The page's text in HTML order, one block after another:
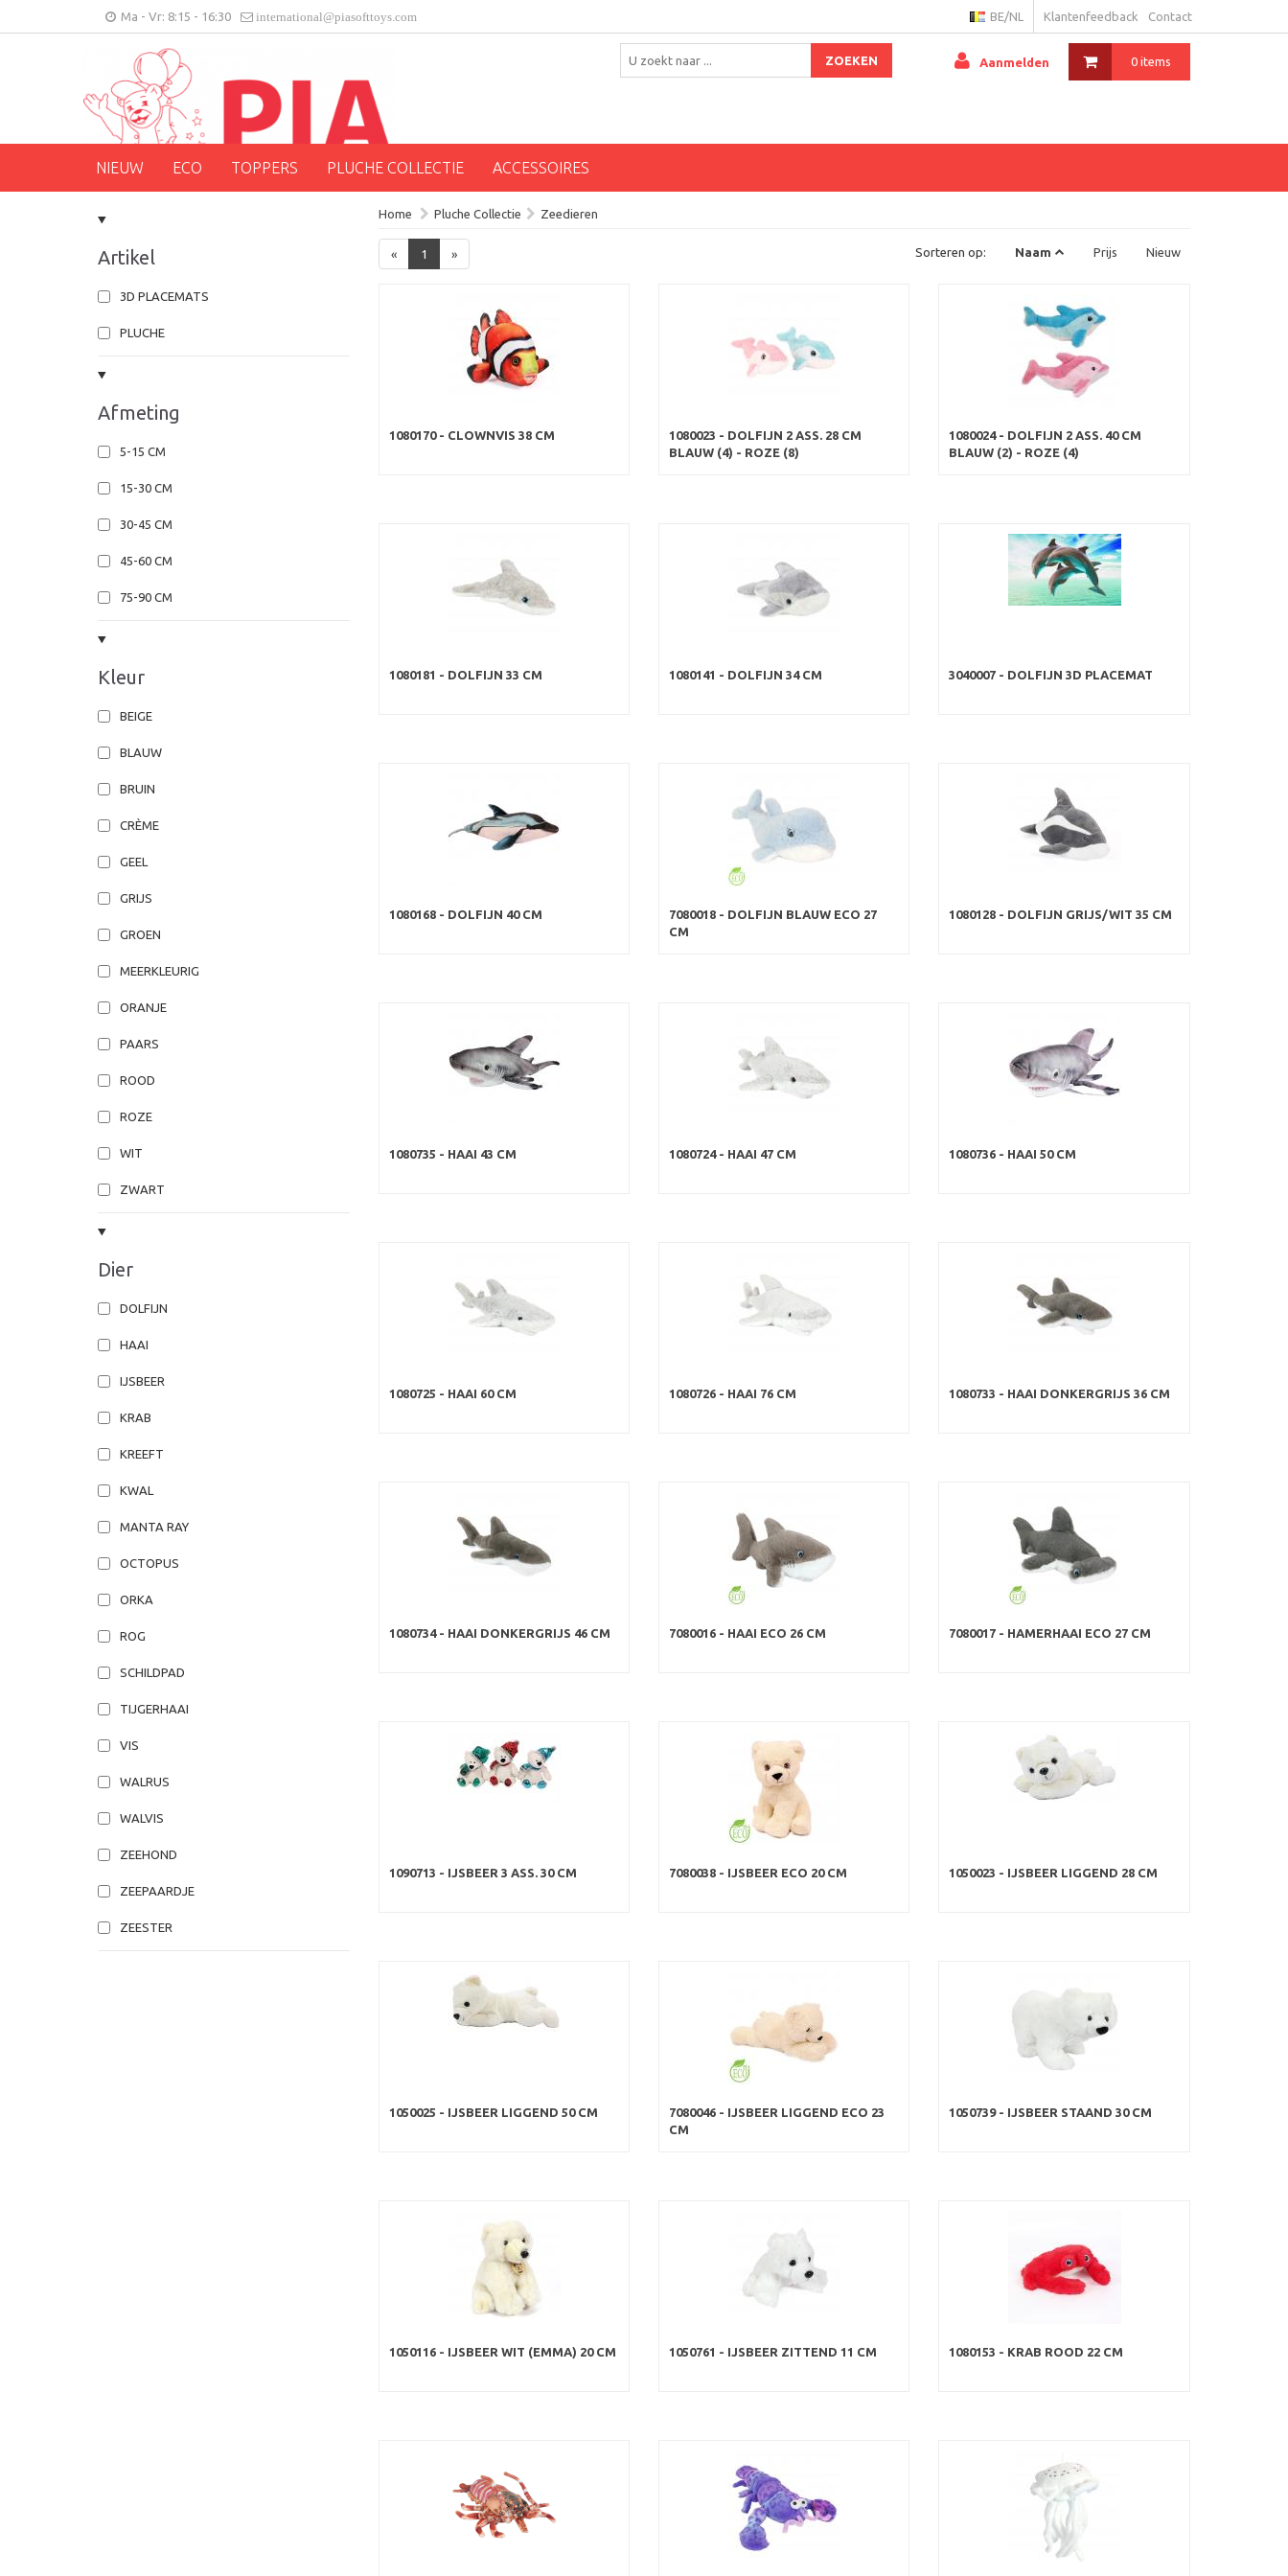
Ma - Vr: 8:15 - 16:30 international@piasofttoys.com Klantenfeedback Contact
BE/NL
0 items
Aanmelden
ZOEKEN
NIEUW ECO TOPPERS PLUCHE COLLECTIE ACCESSOIRES
Artikel
3D PLACEMATS
PLUCHE
Afmeting
5-15 CM
15-30 CM
30-45 CM
45-60 CM
75-90 CM
Kleur
BEIGE
BLAUW
BRUIN
CRÈME
GEEL
GRIJS
GROEN
MEERKLEURIG
ORANJE
PAARS
ROOD
ROZE
WIT
ZWART
Dier
DOLFIJN
HAAI
IJSBEER
KRAB
KREEFT
KWAL
MANTA RAY
OCTOPUS
ORKA
ROG
SCHILDPAD
TIJGERHAAI
VIS
WALRUS
WALVIS
ZEEHOND
ZEEPAARDJE
ZEESTER
Home Pluche Collectie Zeedieren
« 1 » Sorteren op: Naam Prijs Nieuw
1080170 - CLOWNVIS 38 CM
1080023 - DOLFIJN 2 ASS. 28 CM
BLAUW (4) - ROZE (8)
1080024 - DOLFIJN 2 ASS. 40 CM
BLAUW (2) - ROZE (4)
1080181 - DOLFIJN 33 CM 1080141 - DOLFIJN 34 CM 3040007 - DOLFIJN 3D PLACEMAT
1080168 - DOLFIJN 40 CM
7080018 - DOLFIJN BLAUW ECO 27
CM
1080128 - DOLFIJN GRIJS/WIT 35 CM
1080735 - HAAI 43 CM 1080724 - HAAI 47 CM 1080736 - HAAI 50 CM
1080725 - HAAI 60 CM 1080726 - HAAI 76 CM 1080733 - HAAI DONKERGRIJS 36 CM
1080734 - HAAI DONKERGRIJS 46 CM 7080016 - HAAI ECO 26 CM 7080017 - HAMERHAAI ECO 27 CM
1090713 - IJSBEER 3 ASS. 30 CM 7080038 - IJSBEER ECO 20 CM 1050023 - IJSBEER LIGGEND 28 CM
1050025 - IJSBEER LIGGEND 50 CM
7080046 - IJSBEER LIGGEND ECO 23
CM
1050739 - IJSBEER STAAND 30 CM
1050116 - IJSBEER WIT (EMMA) 20 CM 1050761 - IJSBEER ZITTEND 11 CM 1080153 - KRAB ROOD 22 CM